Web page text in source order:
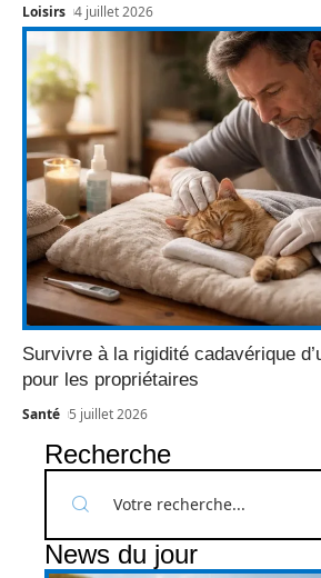
Loisirs 4 juillet 2026
Survivre à la rigidité cadavérique
pour les propriétaires
Santé 5 juillet 2026
Recherche
News du jour